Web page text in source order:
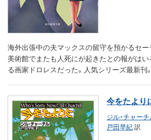
海外出張中の夫マックスの留守を預かるセー
美術館でまたも人死にが起きたとの報がは
る画家ドロレスだった。人気シリーズ最新刊。
今をたより
ジル・チャー
戸田早紀訳